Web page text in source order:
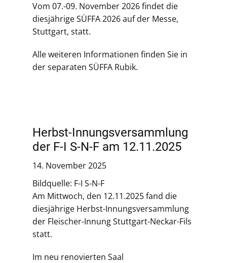
Vom 07.-09. November 2026 findet die
diesjährige SÜFFA 2026 auf der Messe,
Stuttgart, statt.
Alle weiteren Informationen finden Sie in
der separaten SÜFFA Rubik.
Herbst-Innungsversammlung
der F-I S-N-F am 12.11.2025
14. November 2025
Bildquelle: F-I S-N-F
Am Mittwoch, den 12.11.2025 fand die
diesjährige Herbst-Innungsversammlung
der Fleischer-Innung Stuttgart-Neckar-Fils
statt.
Im neu renovierten Saal